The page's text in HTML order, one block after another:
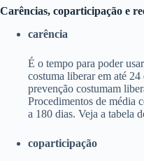
Carências, coparticipação e
carência
É o tempo para poder
costuma liberar em até
prevenção costumam
Procedimentos de média
a 180 dias. Veja a tabela
coparticipação